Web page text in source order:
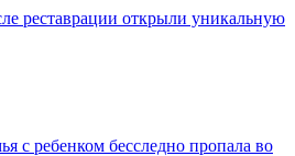
реставрации открыли уникальную
с ребенком бесследно пропала во